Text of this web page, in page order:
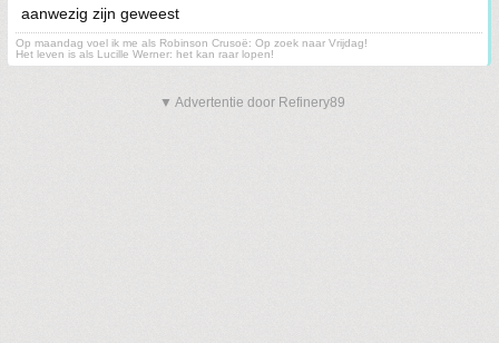
aanwezig zijn geweest
Op maandag voel ik me als Robinson Crusoë: Op zoek naar Vrijdag!
Het leven is als Lucille Werner: het kan raar lopen!
▼ Advertentie door Refinery89